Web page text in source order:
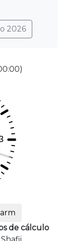
2026
de cálculo